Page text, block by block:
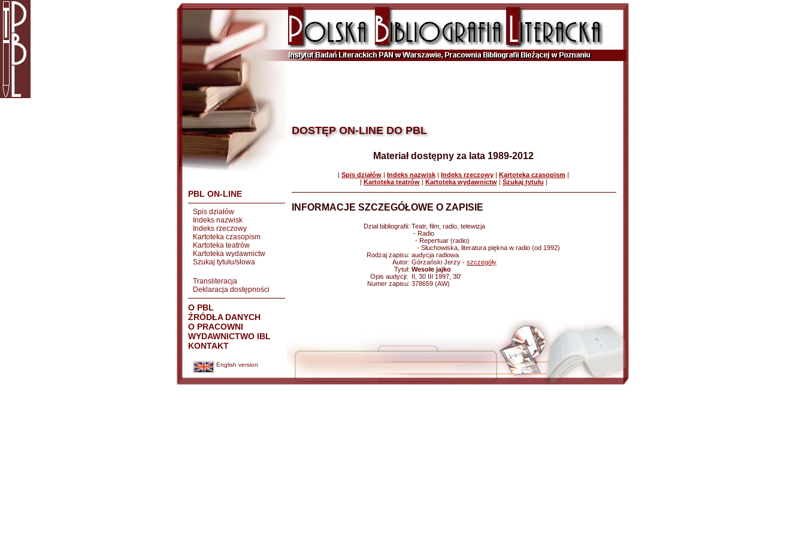
PBL ON-LINE
Spis działów
Indeks nazwisk
Indeks rzeczowy
Kartoteka czasopism
Kartoteka teatrów
Kartoteka wydawnictw
Szukaj tytułu/słowa
Transliteracja
Deklaracja dostępności
O PBL
ŹRÓDŁA DANYCH
O PRACOWNI
WYDAWNICTWO IBL
KONTAKT
English version
DOSTĘP ON-LINE DO PBL
Materiał dostępny za lata 1989-2012
| Spis działów | Indeks nazwisk | Indeks rzeczowy | Kartoteka czasopism |
| Kartoteka teatrów| Kartoteka wydawnictw| Szukaj tytułu |
INFORMACJE SZCZEGÓŁOWE O ZAPISIE
Dział bibliografii: Teatr, film, radio, telewizja
- Radio
- Repertuar (radio)
- Słuchowiska, literatura piękna w radio (od 1992)
Rodzaj zapisu: audycja radiowa
Autor: Górzański Jerzy - szczegóły
Tytuł: Wesołe jajko
Opis audycji: II, 30 III 1997, 30'
Numer zapisu: 378659 (AW)